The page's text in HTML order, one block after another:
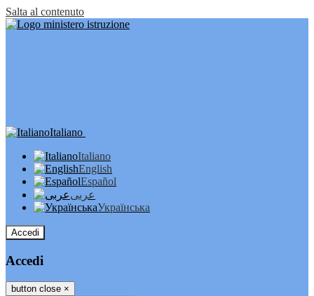
Salta al contenuto
Italiano
Italiano
English
Español
عربى
Українська
Accedi
Accedi
button close ×